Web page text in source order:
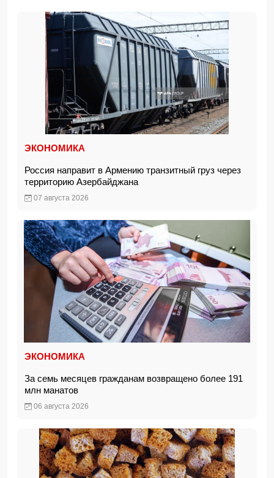
ЭКОНОМИКА
Россия направит в Армению транзитный груз через
территорию Азербайджана
07 августа 2026
ЭКОНОМИКА
За семь месяцев гражданам возвращено более 191
млн манатов
06 августа 2026